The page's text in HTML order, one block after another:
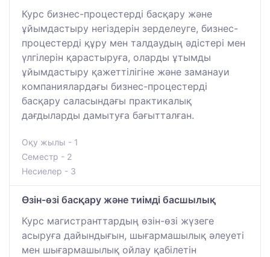
Курс бизнес-процестерді басқару және
ұйымдастыру негіздерін зерделеуге, бизнес-
процестерді құру мен талдаудың әдістері мен
үлгілерін қарастыруға, оларды ұтымды
ұйымдастыру қажеттілігіне және заманауи
компаниялардағы бизнес-процестерді
басқару саласындағы практикалық
дағдыларды дамытуға бағытталған.
Оқу жылы - 1
Семестр - 2
Несиелер - 3
Өзін-өзі басқару және тиімді басшылық
Курс магистранттардың өзін-өзі жүзеге
асыруға дайындығын, шығармашылық әлеуеті
мен шығармашылық ойлау қабілетін